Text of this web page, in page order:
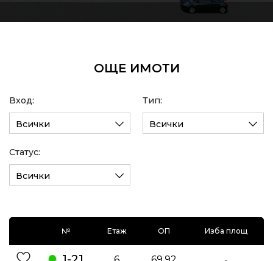
ОЩЕ ИМОТИ
Вход:
Всички
Тип:
Всички
Статус:
Всички
№ Етаж ОП Изба площ